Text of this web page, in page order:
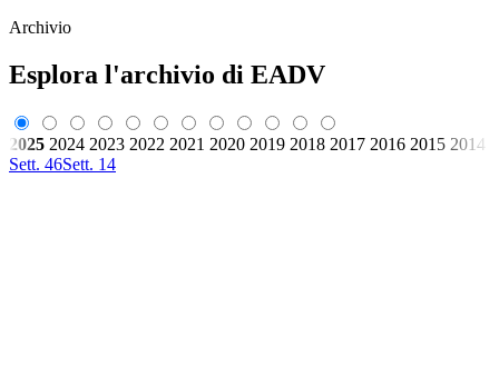
Archivio
Esplora l'archivio di EADV
2025 2024 2023 2022 2021 2020 2019 2018 2017 2016 2015 2014
Sett. 46Sett. 14